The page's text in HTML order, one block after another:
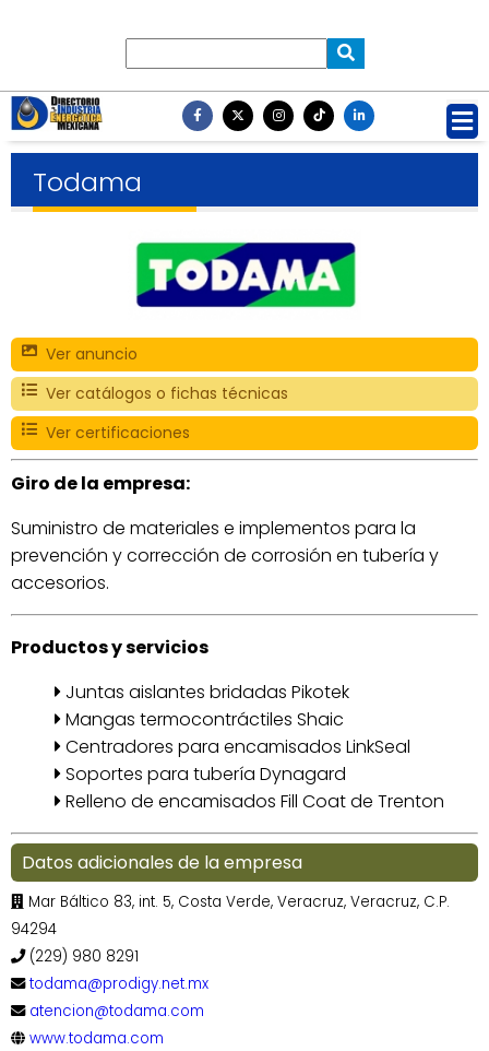
Todama
Ver anuncio
Ver catálogos o fichas técnicas
Ver certificaciones
Giro de la empresa:
Suministro de materiales e implementos para la
prevención y corrección de corrosión en tubería y
accesorios.
Productos y servicios
Juntas aislantes bridadas Pikotek
Mangas termocontráctiles Shaic
Centradores para encamisados LinkSeal
Soportes para tubería Dynagard
Relleno de encamisados Fill Coat de Trenton
Datos adicionales de la empresa
Mar Báltico 83, int. 5, Costa Verde, Veracruz, Veracruz, C.P.
94294
(229) 980 8291
todama@prodigy.net.mx
atencion@todama.com
www.todama.com